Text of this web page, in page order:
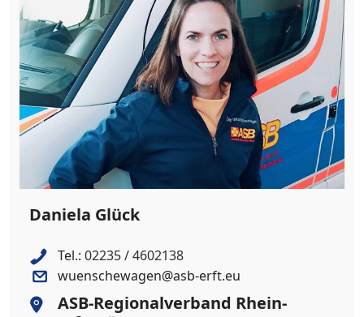
Daniela Glück
Tel.: 02235 / 4602138
wuenschewagen@asb-erft.eu
ASB-Regionalverband Rhein-